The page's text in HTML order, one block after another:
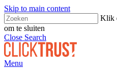
Skip to main content
Klik
om te sluiten
Close Search
Menu